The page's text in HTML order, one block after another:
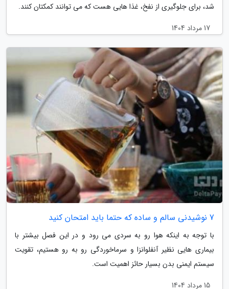
شد، برای جلوگیری از نفخ، غذا هایی هست که می توانند کمکتان کنند.
17 مرداد 1404
7 نوشیدنی سالم و ساده که حتما باید امتحان کنید
با توجه به اینکه هوا رو به سردی می رود و در این فصل بیشتر با
بیماری هایی نظیر آنفلوانزا و سرماخوردگی رو به رو هستیم، تقویت
سیستم ایمنی بدن بسیار حائز اهمیت است.
15 مرداد 1404